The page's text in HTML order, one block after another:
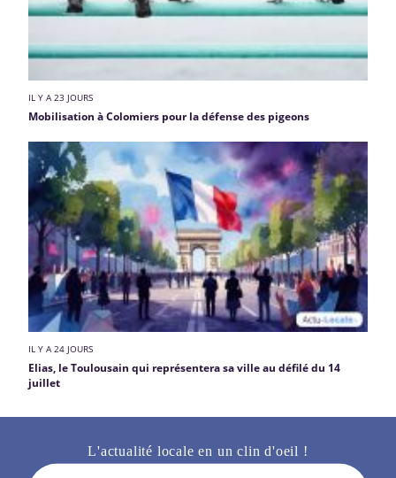
IL Y A 23 JOURS
Mobilisation à Colomiers pour la défense des pigeons
IL Y A 24 JOURS
Elias, le Toulousain qui représentera sa ville au défilé du 14
juillet
L'actualité locale en un clin d'oeil !